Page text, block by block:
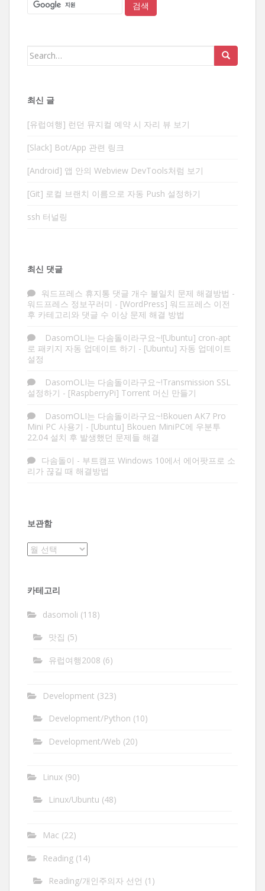
Search
최신 글
[유럽여행] 런던 뮤지컬 예약 시 자리 뷰 보기
[Slack] Bot/App 관련 링크
[Android] 앱 안의 Webview DevTools처럼 보기
[Git] 로컬 브랜치 이름으로 자동 Push 설정하기
ssh 터널링
최신 댓글
워드프레스 휴지통 댓글 개수 불일치 문제 해결방법 -
워드프레스 정보꾸러미 - [WordPress] 워드프레스 이전
후 카테고리와 댓글 수 이상 문제 해결 방법
DasomOLI는 다솜돌이라구요~![Ubuntu] cron-apt
로 패키지 자동 업데이트 하기 - [Ubuntu] 자동 업데이트
설정
DasomOLI는 다솜돌이라구요~!Transmission SSL
설정하기 - [RaspberryPi] Torrent 머신 만들기
DasomOLI는 다솜돌이라구요~!Bkouen AK7 Pro
Mini PC 사용기 - [Ubuntu] Bkouen MiniPC에 우분투
22.04 설치 후 발생했던 문제들 해결
다솜돌이 - 부트캠프 Windows 10에서 에어팟프로 소
리가 끊길 때 해결방법
보관함
보
카테고리
dasomoli (118)
맛집 (5)
유럽여행2008 (6)
Development (323)
Development/Python (10)
Development/Web (20)
Linux (90)
Linux/Ubuntu (48)
Mac (22)
Reading (14)
Reading/개인주의자 선언 (1)